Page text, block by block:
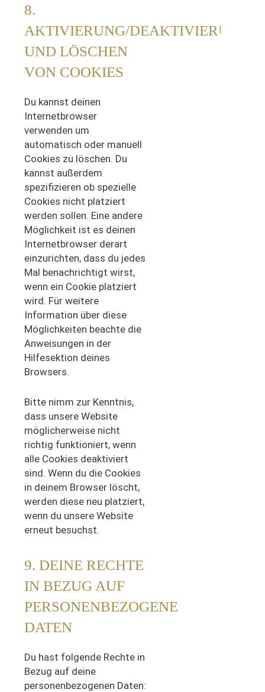
8.
AKTIVIERUNG/DEAKTIVIERUNG
UND LÖSCHEN
VON COOKIES
Du kannst deinen
Internetbrowser
verwenden um
automatisch oder manuell
Cookies zu löschen. Du
kannst außerdem
spezifizieren ob spezielle
Cookies nicht platziert
werden sollen. Eine andere
Möglichkeit ist es deinen
Internetbrowser derart
einzurichten, dass du jedes
Mal benachrichtigt wirst,
wenn ein Cookie platziert
wird. Für weitere
Information über diese
Möglichkeiten beachte die
Anweisungen in der
Hilfesektion deines
Browsers.
Bitte nimm zur Kenntnis,
dass unsere Website
möglicherweise nicht
richtig funktioniert, wenn
alle Cookies deaktiviert
sind. Wenn du die Cookies
in deinem Browser löscht,
werden diese neu platziert,
wenn du unsere Website
erneut besuchst.
9. DEINE RECHTE
IN BEZUG AUF
PERSONENBEZOGENE
DATEN
Du hast folgende Rechte in
Bezug auf deine
personenbezogenen Daten: